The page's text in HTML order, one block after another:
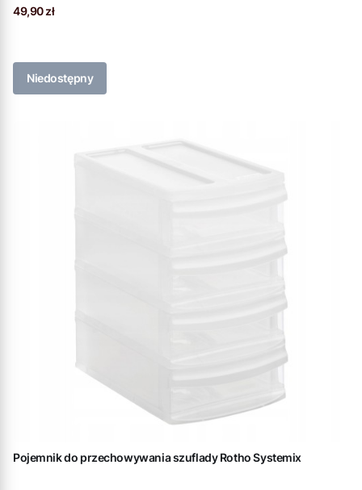
Cena
49,90 zł
Niedostępny
Pojemnik do przechowywania szuflady Rotho Systemix